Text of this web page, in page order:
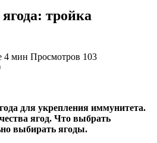
тройка
4 мин Просмотров 103
для укрепления иммунитета.
ягод. Что выбрать
выбирать ягоды.